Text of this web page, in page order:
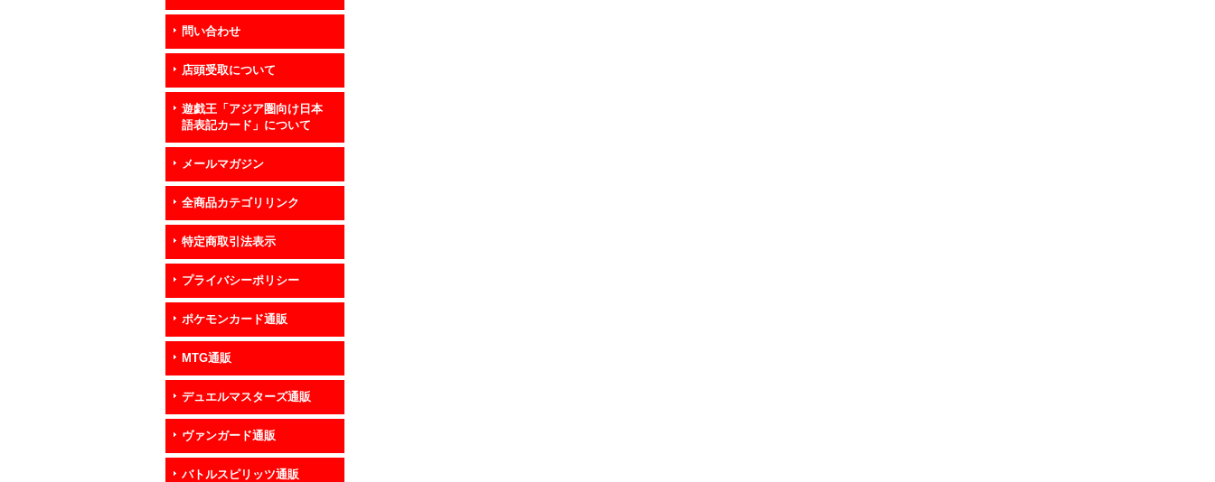
問い合わせ
店頭受取について
遊戯王「アジア圏向け日本
語表記カード」について
メールマガジン
全商品カテゴリリンク
特定商取引法表示
プライバシーポリシー
ポケモンカード通販
MTG通販
デュエルマスターズ通販
ヴァンガード通販
バトルスピリッツ通販